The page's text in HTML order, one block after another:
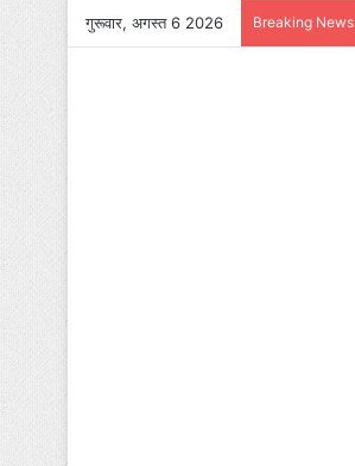
गुरूवार, अगस्त 6 2026 Breaking News